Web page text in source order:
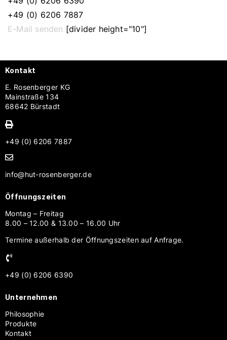
+49 (0) 6206 7887
E-Mail senden [divider height="10"]
Kontakt
E. Rosenberger KG
Mainstraße 134
68642 Bürstadt
+49 (0) 6206 7887
info@hut-rosenberger.de
Öffnungszeiten
Montag – Freitag
8.00 – 12.00 & 13.00 – 16.00 Uhr
Termine außerhalb der Öffnungszeiten auf Anfrage.
+49 (0) 6206 6390
Unternehmen
Philosophie
Produkte
Kontakt